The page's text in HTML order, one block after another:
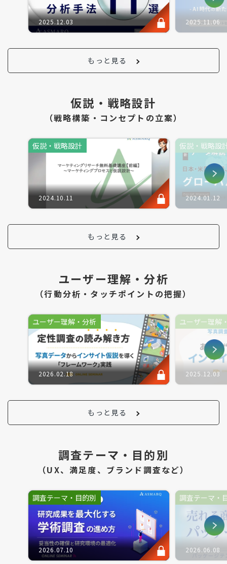
もっと見る
2025.12.03 2025.11.06
仮説・戦略設計
（戦略構築・コンセプトの立案）
もっと見る
仮説・戦略設計
2024.10.11
仮説・戦略設
2024.01.12
ユーザー理解・分析
（行動分析・タッチポイントの把握）
もっと見る
ユーザー理解・分析
2026.02.18
ユーザー理解
2025.12.03
調査テーマ・目的別
（UX、満足度、ブランド調査など）
調査テーマ・目的別
2026.07.10
調査テーマ・
2026.06.08